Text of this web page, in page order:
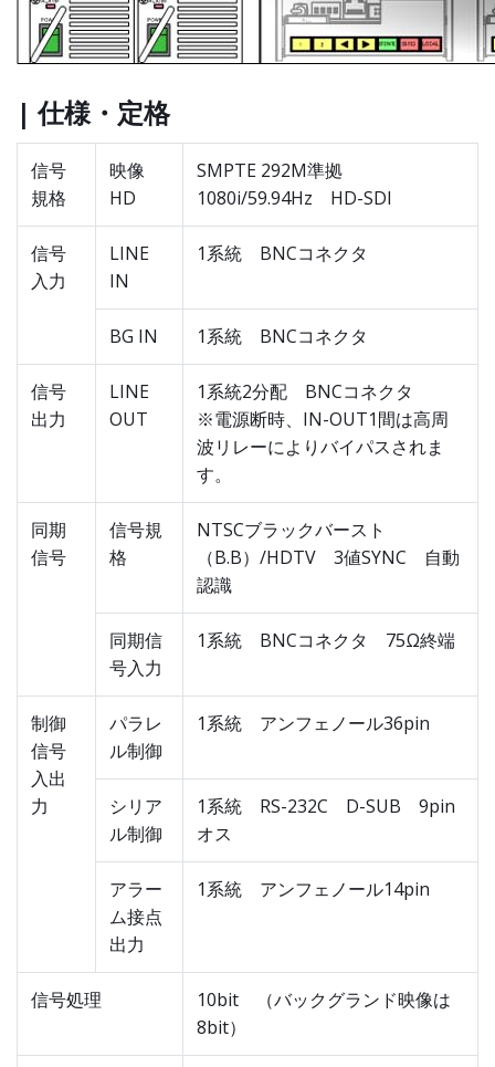
| 仕様・定格
信号
規格
映像
HD
SMPTE 292M準拠
1080i/59.94Hz HD-SDI
信号
入力
LINE
IN
1系統 BNCコネクタ
BG IN 1系統 BNCコネクタ
信号
出力
LINE
OUT
1系統2分配 BNCコネクタ
※電源断時、IN-OUT1間は高周
波リレーによりバイパスされま
す。
同期
信号
信号規
格
NTSCブラックバースト
（B.B）/HDTV 3値SYNC 自動
認識
同期信
号入力
1系統 BNCコネクタ 75Ω終端
制御
信号
入出
力
パラレ
ル制御
1系統 アンフェノール36pin
シリア
ル制御
1系統 RS-232C D-SUB 9pin
オス
アラー
ム接点
出力
1系統 アンフェノール14pin
信号処理
10bit （バックグランド映像は
8bit）